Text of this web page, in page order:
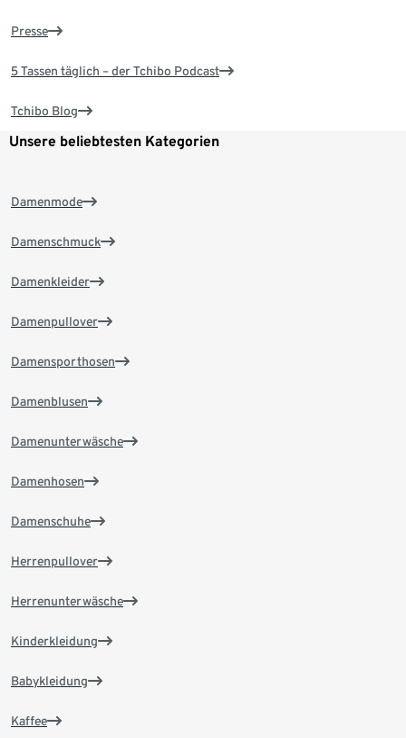
Presse
5 Tassen täglich – der Tchibo Podcast
Tchibo Blog
Unsere beliebtesten Kategorien
Damenmode
Damenschmuck
Damenkleider
Damenpullover
Damensporthosen
Damenblusen
Damenunterwäsche
Damenhosen
Damenschuhe
Herrenpullover
Herrenunterwäsche
Kinderkleidung
Babykleidung
Kaffee